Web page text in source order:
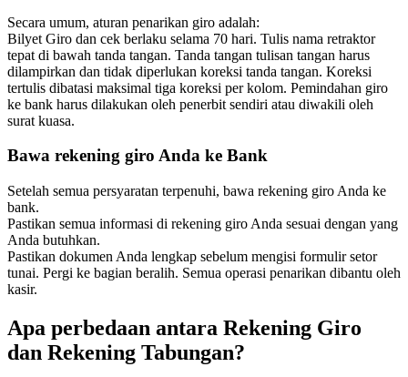
Secara umum, aturan penarikan giro adalah:
Bilyet Giro dan cek berlaku selama 70 hari. Tulis nama retraktor
tepat di bawah tanda tangan. Tanda tangan tulisan tangan harus
dilampirkan dan tidak diperlukan koreksi tanda tangan. Koreksi
tertulis dibatasi maksimal tiga koreksi per kolom. Pemindahan giro
ke bank harus dilakukan oleh penerbit sendiri atau diwakili oleh
surat kuasa.
Bawa rekening giro Anda ke Bank
Setelah semua persyaratan terpenuhi, bawa rekening giro Anda ke
bank.
Pastikan semua informasi di rekening giro Anda sesuai dengan yang
Anda butuhkan.
Pastikan dokumen Anda lengkap sebelum mengisi formulir setor
tunai. Pergi ke bagian beralih. Semua operasi penarikan dibantu oleh
kasir.
Apa perbedaan antara Rekening Giro
dan Rekening Tabungan?